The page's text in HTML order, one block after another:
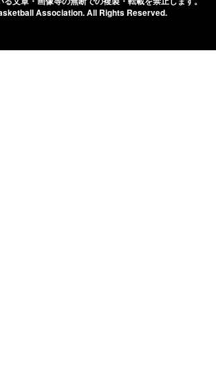
Association.All Rights Reserved.